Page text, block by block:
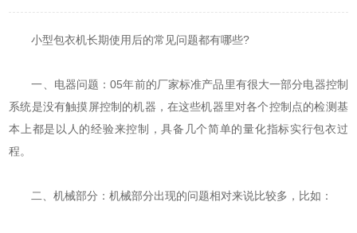
小型包衣机长期使用后的常见问题都有哪些?
一、电器问题：05年前的厂家标准产品里有很大一部分电器控制
系统是没有触摸屏控制的机器，在这些机器里对各个控制点的检测基
本上都是以人的经验来控制，具备几个简单的量化指标实行包衣过
程。
二、机械部分：机械部分出现的问题相对来说比较多，比如：